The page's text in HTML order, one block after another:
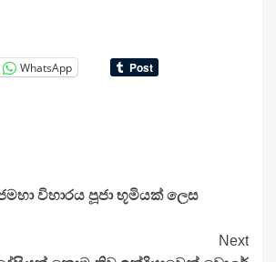
WhatsApp
විහාරය පූජා භූමියක් ලෙස
Next